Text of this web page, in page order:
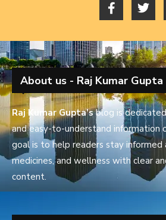
About us - Raj Kumar Gupta
Raj Kumar Gupta’sblog is
and easy-to-understand information
goal is to help readers stay informed
medicines, and wellness with clear
content.